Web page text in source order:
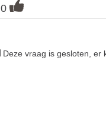
0
Deze vraag is gesloten, er